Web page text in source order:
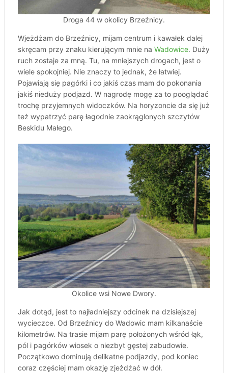
Droga 44 w okolicy Brzeźnicy.
Wjeżdżam do Brzeźnicy, mijam centrum i kawałek dalej
skręcam przy znaku kierującym mnie na Wadowice. Duży
ruch zostaje za mną. Tu, na mniejszych drogach, jest o
wiele spokojniej. Nie znaczy to jednak, że łatwiej.
Pojawiają się pagórki i co jakiś czas mam do pokonania
jakiś nieduży podjazd. W nagrodę mogę za to pooglądać
trochę przyjemnych widoczków. Na horyzoncie da się już
też wypatrzyć parę łagodnie zaokrąglonych szczytów
Beskidu Małego.
Okolice wsi Nowe Dwory.
Jak dotąd, jest to najładniejszy odcinek na dzisiejszej
wycieczce. Od Brzeźnicy do Wadowic mam kilkanaście
kilometrów. Na trasie mijam parę położonych wśród łąk,
pól i pagórków wiosek o niezbyt gęstej zabudowie.
Początkowo dominują delikatne podjazdy, pod koniec
coraz częściej mam okazję zjeżdżać w dół.